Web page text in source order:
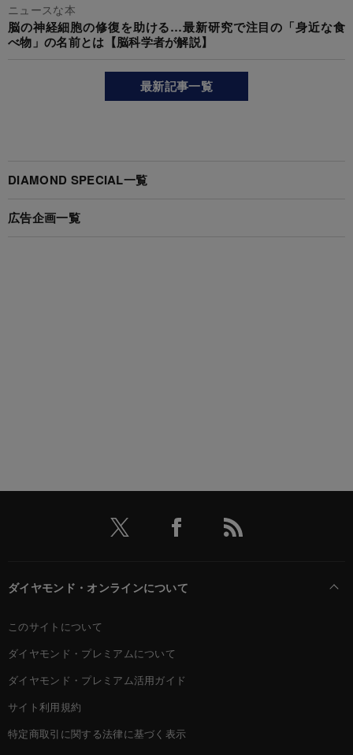
ニュースな本
脳の神経細胞の修復を助ける…最新研究で注目の「身近な食
べ物」の名前とは【脳科学者が解説】
最新記事一覧
DIAMOND SPECIAL一覧
広告企画一覧
ダイヤモンド・オンラインについて
このサイトについて
ダイヤモンド・プレミアムについて
ダイヤモンド・プレミアム活用ガイド
サイト利用規約
特定商取引に関する法律に基づく表示